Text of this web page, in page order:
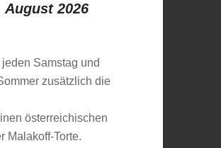
2026
Samstag und
zusätzlich die
österreichischen
Malakoff-Torte.